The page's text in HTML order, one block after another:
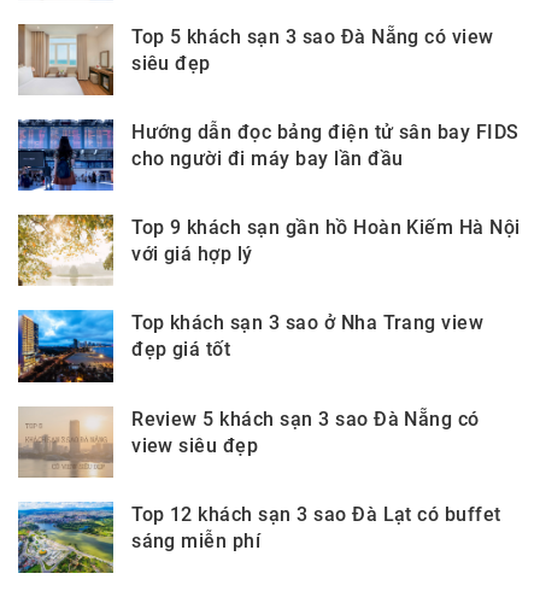
Top 5 khách sạn 3 sao Đà Nẵng có view
siêu đẹp
Hướng dẫn đọc bảng điện tử sân bay FIDS
cho người đi máy bay lần đầu
Top 9 khách sạn gần hồ Hoàn Kiếm Hà Nội
với giá hợp lý
Top khách sạn 3 sao ở Nha Trang view
đẹp giá tốt
Review 5 khách sạn 3 sao Đà Nẵng có
view siêu đẹp
Top 12 khách sạn 3 sao Đà Lạt có buffet
sáng miễn phí